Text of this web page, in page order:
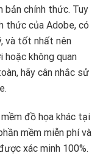
bản chính thức. Tuy
thức của Adobe, có
và tốt nhất nên
không quan
hãy cân nhắc sử
đồ họa khác tại
mềm miễn phí và
xác minh 100%.